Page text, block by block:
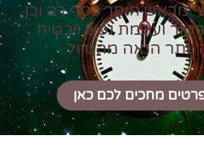
מראש חוסך כסף רב וכן
ועוגמת נפש ויבטיח
הנאה מהטיול
מחכים לכם כאן